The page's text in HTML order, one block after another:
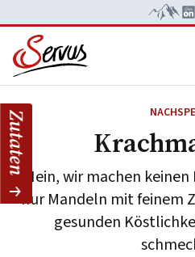
Nein, wir machen
nur Mandeln mit feinem
gesunden
Zutaten